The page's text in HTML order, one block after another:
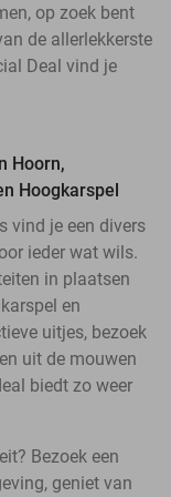
op zoek bent
de allerlekkerste
Deal vind je
Hoorn,
Hoogkarspel
vind je een divers
ieder wat wils.
in plaatsen
en
uitjes, bezoek
uit de mouwen
biedt zo weer
Bezoek een
geniet van